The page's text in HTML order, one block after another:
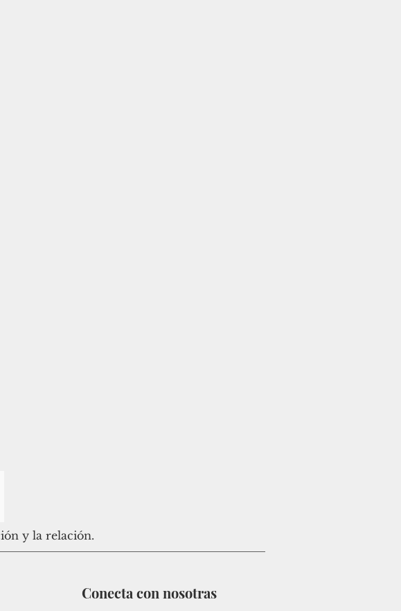
y la relación.
Conecta con nosotras